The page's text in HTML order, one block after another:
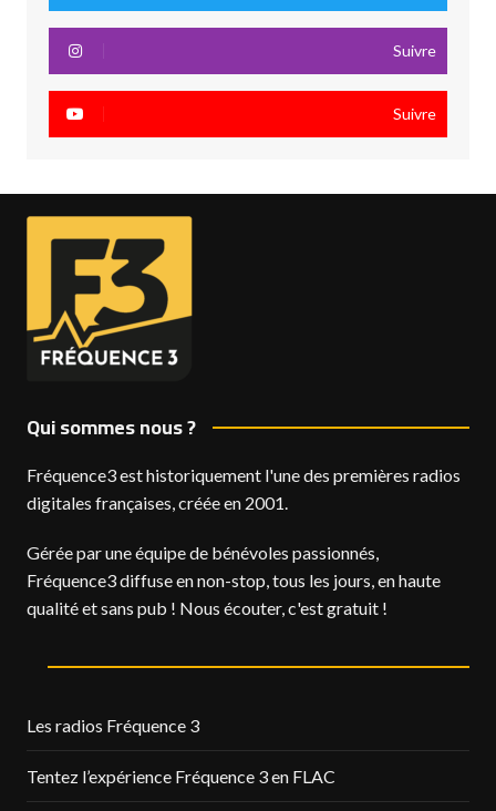
Suivre
Suivre
Qui sommes nous ?
Fréquence3 est historiquement l'une des premières radios
digitales françaises, créée en 2001.
Gérée par une équipe de bénévoles passionnés,
Fréquence3 diffuse en non-stop, tous les jours, en haute
qualité et sans pub ! Nous écouter, c'est gratuit !
Les radios Fréquence 3
Tentez l’expérience Fréquence 3 en FLAC